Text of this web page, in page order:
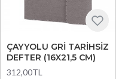
ÇAYYOLU GRİ TARİHSİZ
DEFTER (16X21,5 CM)
312,00TL